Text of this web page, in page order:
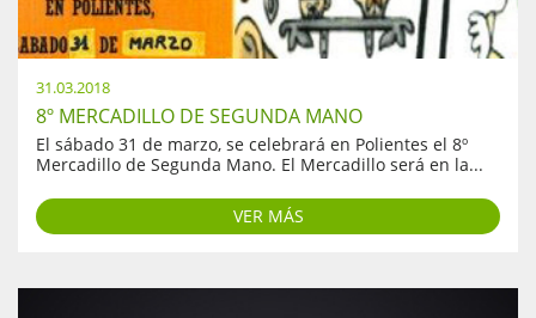
31.03.2018
8º MERCADILLO DE SEGUNDA MANO
El sábado 31 de marzo, se celebrará en Polientes el 8º
Mercadillo de Segunda Mano. El Mercadillo será en la...
VER MÁS